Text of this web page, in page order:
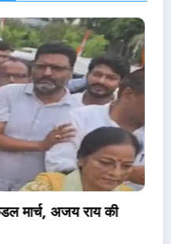
ने नहीं दिया जवाब,
की बात